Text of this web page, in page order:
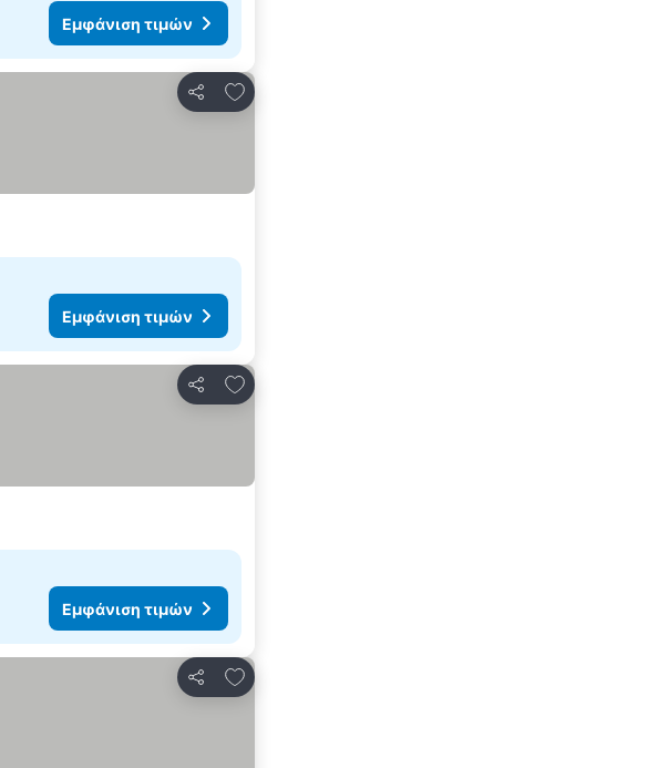
Εμφάνιση τιμών
Κοινοποίηση
Προσθήκη στα αγαπημένα
Εμφάνιση τιμών
Κοινοποίηση
Προσθήκη στα αγαπημένα
Εμφάνιση τιμών
Κοινοποίηση
Προσθήκη στα αγαπημένα